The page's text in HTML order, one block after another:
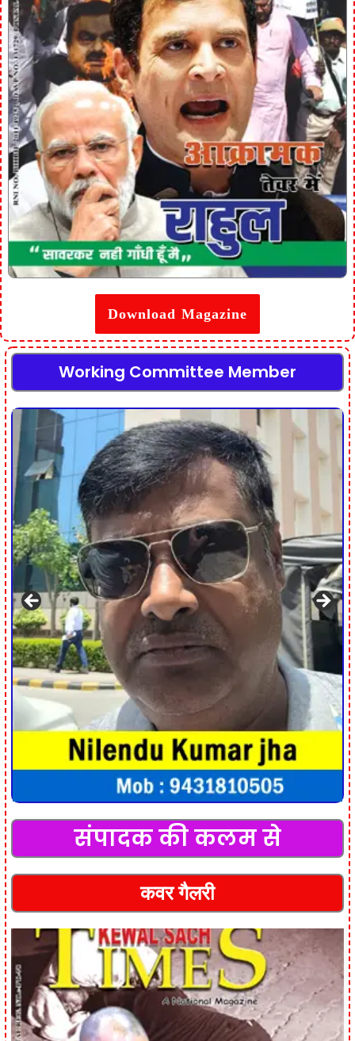
Download Magazine
Working Committee Member
संपादक की कलम से
कवर गैलरी